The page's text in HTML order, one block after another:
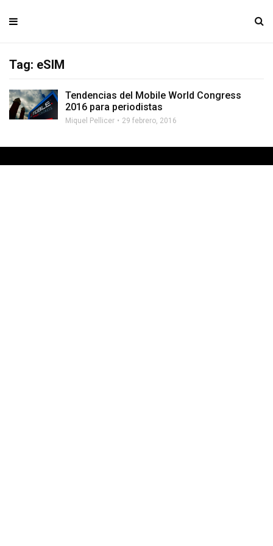
Tag: eSIM
Tendencias del Mobile World Congress
2016 para periodistas
Miquel Pellicer 29 febrero, 2016